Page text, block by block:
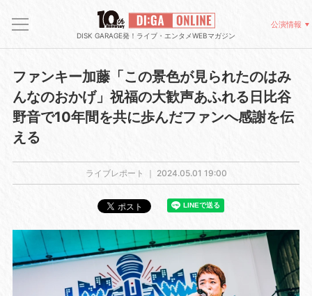
DISK GARAGE発！ライブ・エンタメWEBマガジン
公演情報
ファンキー加藤「この景色が見られたのはみ
んなのおかげ」祝福の大歓声あふれる日比谷
野音で10年間を共に歩んだファンへ感謝を伝
える
ライブレポート ｜ 2024.05.01 19:00